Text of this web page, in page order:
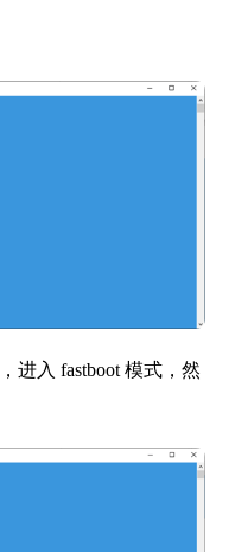
进入 fastboot 模式，然